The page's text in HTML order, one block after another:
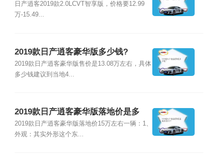
日产逍客2019款2.0LCVT智享版，价格要12.99
万-15.49...
2019款日产逍客豪华版多少钱?
2019款日产逍客豪华版售价是13.08万左右，具体
多少钱建议到当地4...
2019款日产逍客豪华版落地价是多
少?
2019款日产逍客豪华版落地价15万左右一辆：1、
外观：其实外形这个东...